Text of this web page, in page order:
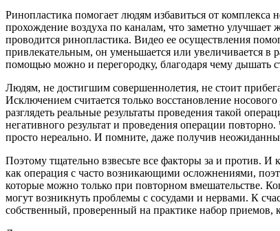
Ринопластика помогает людям избавиться от
прохождение воздуха по каналам, что заметно
проводится ринопластика. Видео ее осуществления
привлекательным, он уменьшается или увеличивается в
помощью можно и перегородку, благодаря чему дышать
Людям, не достигшим совершеннолетия, не стоит
Исключением считается только восстановление
разглядеть реальные результаты проведения такой
негативного результат и проведения операции
просто нереально. И помните, даже получив
Поэтому тщательно взвесьте все факторы за и против.
как операция с часто возникающими осложнениями,
которые можно только при повторном вмешательстве.
могут возникнуть проблемы с сосудами и нервами. К
собственный, проверенный на практике набор приемов,